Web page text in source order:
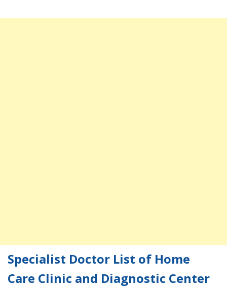
Specialist Doctor List of Home
Care Clinic and Diagnostic Center